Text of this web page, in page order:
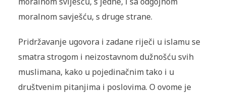
moralnom savješću, s druge strane.
Pridržavanje ugovora i zadane riječi u islamu se
smatra strogom i neizostavnom dužnošću svih
muslimana, kako u pojedinačnim tako i u
društvenim pitanjima i poslovima. O ovome je